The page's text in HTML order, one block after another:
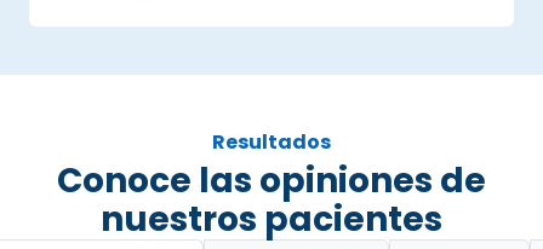
Resultados
Conoce las opiniones de
nuestros pacientes